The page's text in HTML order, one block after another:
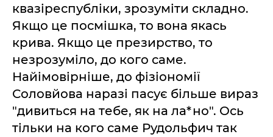
квазіреспубліки, зрозуміти складно.
Якщо це посмішка, то вона якась
крива. Якщо це презирство, то
незрозуміло, до кого саме.
Найімовірніше, до фізіономії
Соловйова наразі пасує більше вираз
"дивиться на тебе, як на ла*но". Ось
тільки на кого саме Рудольфич так